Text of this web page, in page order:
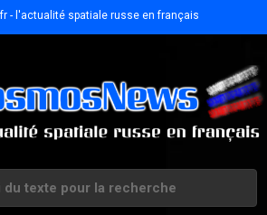
- l'actualité spatiale russe en français